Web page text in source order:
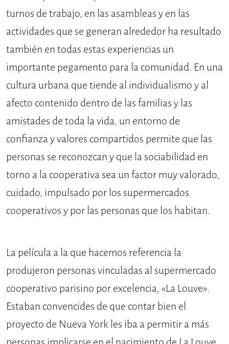
turnos de trabajo, en las asambleas y en las
actividades que se generan alrededor ha resultado
también en todas estas experiencias un
importante pegamento para la comunidad. En una
cultura urbana que tiende al individualismo y al
afecto contenido dentro de las familias y las
amistades de toda la vida, un entorno de
confianza y valores compartidos permite que las
personas se reconozcan y que la sociabilidad en
torno a la cooperativa sea un factor muy valorado,
cuidado, impulsado por los supermercados
cooperativos y por las personas que los habitan.
La película a la que hacemos referencia la
produjeron personas vinculadas al supermercado
cooperativo parisino por excelencia, «La Louve».
Estaban convencides de que contar bien el
proyecto de Nueva York les iba a permitir a más